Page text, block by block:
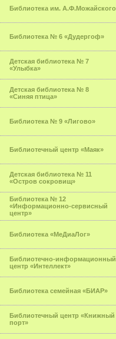
Библиотека им. А.Ф.Можайского
Библиотека № 6 «Дудергоф»
Детская библиотека № 7
«Улыбка»
Детская библиотека № 8
«Синяя птица»
Библиотека № 9 «Лигово»
Библиотечный центр «Маяк»
Детская библиотека № 11
«Остров сокровищ»
Библиотека № 12
«Информационно-сервисный
центр»
Библиотека «МеДиаЛог»
Библиотечно-информационный
центр «Интеллект»
Библиотека семейная «БИАР»
Библиотечный центр «Книжный
порт»